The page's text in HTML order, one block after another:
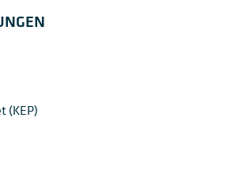
(KEP)